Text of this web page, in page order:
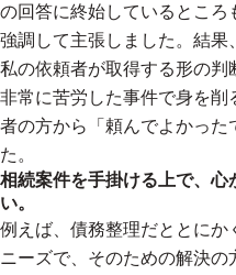
の回答に終始しているとこ
強調して主張しました。結
私の依頼者が取得する形の判
非常に苦労した事件で身を
者の方から「頼んでよかった
た。
相続案件を手掛ける上で、心
い。
例えば、債務整理だととに
ニーズで、そのための解決